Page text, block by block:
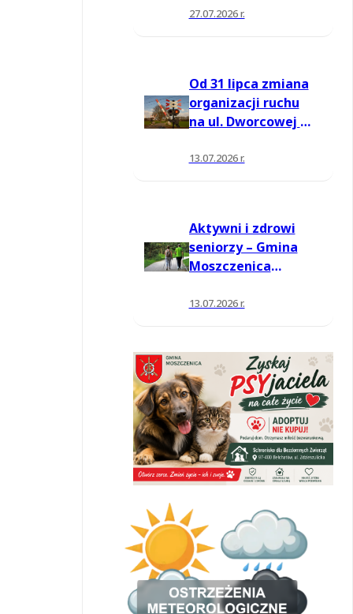
27.07.2026 r.
Od 31 lipca zmiana
organizacji ruchu
na ul. Dworcowej w
13.07.2026 r.
Aktywni i zdrowi
seniorzy – Gmina
Moszczenica
na nowe zajęcia
13.07.2026 r.